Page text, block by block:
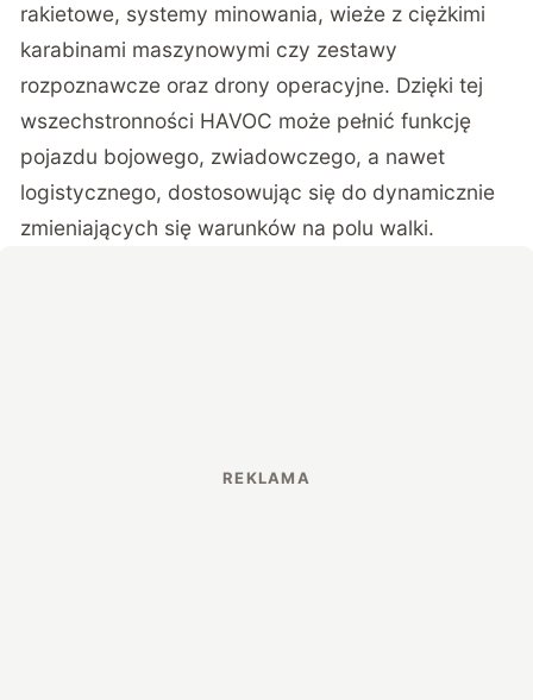
rakietowe, systemy minowania, wieże z ciężkimi
karabinami maszynowymi czy zestawy
rozpoznawcze oraz drony operacyjne. Dzięki tej
wszechstronności HAVOC może pełnić funkcję
pojazdu bojowego, zwiadowczego, a nawet
logistycznego, dostosowując się do dynamicznie
zmieniających się warunków na polu walki.